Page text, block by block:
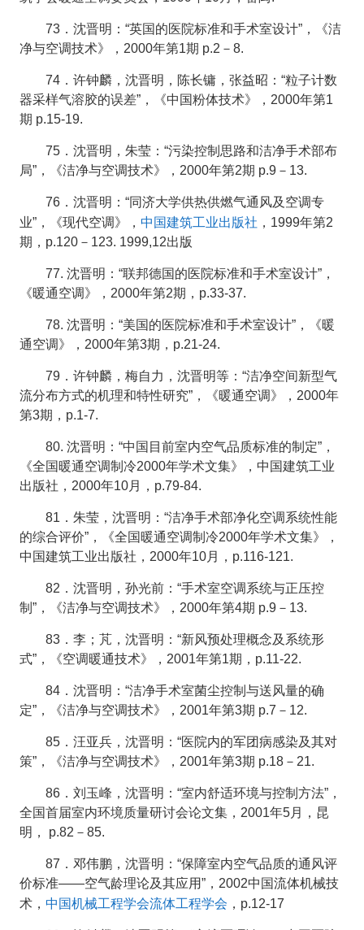
73．沈晋明：“英国的医院标准和手术室设计”，《洁
净与空调技术》，2000年第1期 p.2－8.
74．许钟麟，沈晋明，陈长镛，张益昭：“粒子计数
器采样气溶胶的误差”，《中国粉体技术》，2000年第1
期 p.15-19.
75．沈晋明，朱莹：“污染控制思路和洁净手术部布
局”，《洁净与空调技术》，2000年第2期 p.9－13.
76．沈晋明：“同济大学供热供燃气通风及空调专
业”，《现代空调》， 中国建筑工业出版社 ，1999年第2
期，p.120－123. 1999,12出版
77. 沈晋明：“联邦德国的医院标准和手术室设计”，
《暖通空调》，2000年第2期，p.33-37.
78. 沈晋明：“美国的医院标准和手术室设计”，《暖
通空调》，2000年第3期，p.21-24.
79．许钟麟，梅自力，沈晋明等：“洁净空间新型气
流分布方式的机理和特性研究”，《暖通空调》，2000年
第3期，p.1-7.
80. 沈晋明：“中国目前室内空气品质标准的制定”，
《全国暖通空调制冷2000年学术文集》，中国建筑工业
出版社，2000年10月，p.79-84.
81．朱莹，沈晋明：“洁净手术部净化空调系统性能
的综合评价”，《全国暖通空调制冷2000年学术文集》，
中国建筑工业出版社，2000年10月，p.116-121.
82．沈晋明，孙光前：“手术室空调系统与正压控
制”，《洁净与空调技术》，2000年第4期 p.9－13.
83．李­；芃，沈晋明：“新风预处理概念及系统形
式”，《空调暖通技术》，2001年第1期，p.11-22.
84．沈晋明：“洁净手术室菌尘控制与送风量的确
定”，《洁净与空调技术》，2001年第3期 p.7－12.
85．汪亚兵，沈晋明：“医院内的军团病感染及其对
策”，《洁净与空调技术》，2001年第3期 p.18－21.
86．刘玉峰，沈晋明：“室内舒适环境与控制方法”，
全国首届室内环境质量研讨会论文集，2001年5月，昆
明， p.82－85.
87．邓伟鹏，沈晋明：“保障室内空气品质的通风评
价标准——空气龄理论及其应用”，2002中国流体机械技
术， 中国机械工程学会流体工程学会 ，p.12-17